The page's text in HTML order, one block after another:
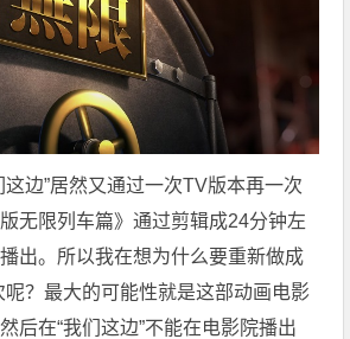
这边”居然又通过一次TV版本再一次
无限列车篇》通过剪辑成24分钟左
出。所以我在想为什么要重新做成
？最大的可能性就是这部动画电影
后在“我们这边”不能在电影院播出